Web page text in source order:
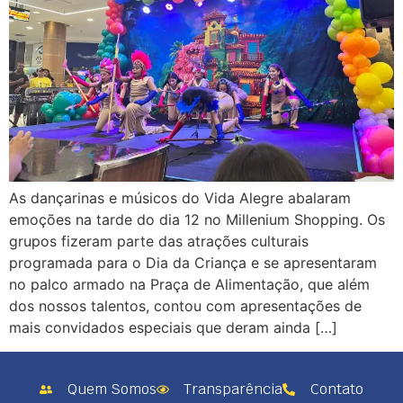
As dançarinas e músicos do Vida Alegre abalaram
emoções na tarde do dia 12 no Millenium Shopping. Os
grupos fizeram parte das atrações culturais
programada para o Dia da Criança e se apresentaram
no palco armado na Praça de Alimentação, que além
dos nossos talentos, contou com apresentações de
mais convidados especiais que deram ainda […]
Quem Somos Transparência Contato